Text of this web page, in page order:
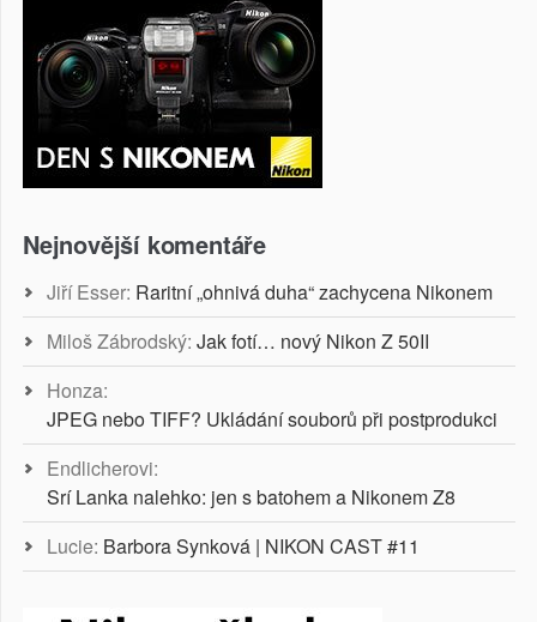
Nejnovější komentáře
Jiří Esser: Raritní „ohnivá duha“ zachycena Nikonem
Miloš Zábrodský: Jak fotí… nový Nikon Z 50II
Honza:
JPEG nebo TIFF? Ukládání souborů při postprodukci
Endlicherovi:
Srí Lanka nalehko: jen s batohem a Nikonem Z8
Lucie: Barbora Synková | NIKON CAST #11